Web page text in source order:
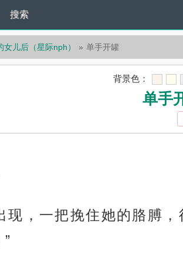
搜索
儿后（星际nph） 单手开罐
背景色：
单手
现，一把挽住她的胳膊